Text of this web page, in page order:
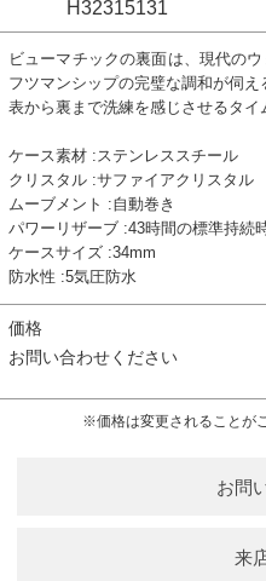
H32315131
ビューマチックの裏面は、現代の
フツマンシップの完璧な調和が伺え
表から裏まで洗練を感じさせるタイ
ケース素材 :ステンレススチール
クリスタル :サファイアクリスタル
ムーブメント :自動巻き
パワーリザーブ :43時間の標準持続
ケースサイズ :34mm
防水性 :5気圧防水
価格
お問い合わせください
※価格は変更されることが
お問
来